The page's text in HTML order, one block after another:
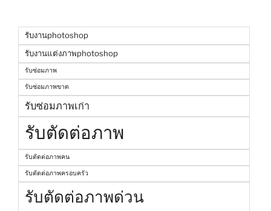
รับงานphotoshop
รับงานแต่งภาพphotoshop
รับซ่อมภาพ
รับซ่อมภาพขาด
รับซ่อมภาพเก่า
รับตัดต่อภาพ
รับตัดต่อภาพคน
รับตัดต่อภาพครอบครัว
รับตัดต่อภาพด่วน